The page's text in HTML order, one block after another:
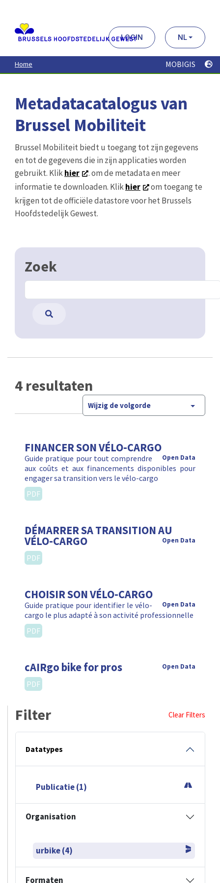
contenu
principal
LOGIN NL
Home MOBIGIS
Metadatacatalogus van
Brussel Mobiliteit
Brussel Mobiliteit biedt u toegang tot zijn gegevens
en tot de gegevens die in zijn applicaties worden
gebruikt. Klikhier
. om de metadata en meer
informatie te downloaden. Klikhier
om toegang te
krijgen tot de officiële datastore voor het Brussels
Hoofdstedelijk Gewest.
Zoek
4 resultaten
Wijzig de volgorde
FINANCER SON VÉLO-CARGO
Open Data
Guide pratique pour tout comprendre
aux coûts et aux financements disponibles pour
engager sa transition vers le vélo-cargo
PDF
DÉMARRER SA TRANSITION AU
VÉLO-CARGO Open Data
PDF
CHOISIR SON VÉLO-CARGO
Open Data
Guide pratique pour identifier le vélo-
cargo le plus adapté à son activité professionnelle
PDF
cAIRgo bike for pros Open Data
PDF
Filter Clear Filters
Datatypes
Publicatie (1)
Organisation
urbike (4)
Formaten